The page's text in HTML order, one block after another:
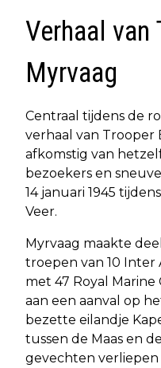
Verhaal van
Myrvaag
Centraal tijdens de
verhaal van Trooper
afkomstig van
bezoekers en
14 januari 1945
Veer.
Myrvaag maakte
troepen van 10 Inter
met 47 Royal Marine
aan een aanval op
bezette eilandje
tussen de Maas en
gevechten